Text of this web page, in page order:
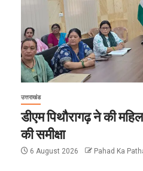
उत्तराखंड
डीएम पिथौरागढ़ ने की
की समीक्षा
6 August 2026 Pahad Ka